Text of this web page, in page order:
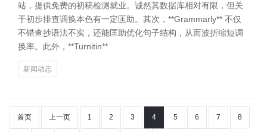
站，提供免费的初稿检测就业。诚然其数据库相对有限，但关
于初步排查调换本色有一定匡助。其次，**Grammarly** 不仅
不错查抄语法不实，还能匡助优化句子结构，从而波折缩短调
换率。此外，**Turnitin**
新闻动态
首页 上一页 1 2 3 4 5 6 7 8